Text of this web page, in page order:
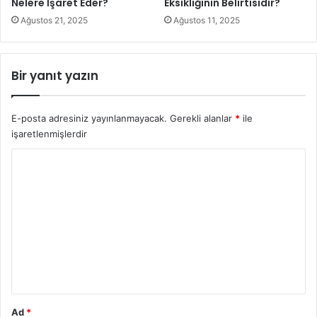
hareket eden sindirim sularını alır ve iştahı geliştirir.
2. Kilo Kaybını Destekler
Nelere İşaret Eder?
Ağustos 21, 2025
Eksikliğinin Belirtisidir?
Ağustos 11, 2025
Bir yanıt yazın
E-posta adresiniz yayınlanmayacak. Gerekli alanlar * ile
işaretlenmişlerdir
Ad *